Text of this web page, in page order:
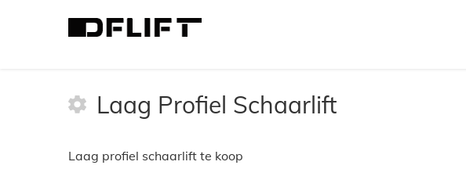
> Type schaarlift
Laag Profiel Schaarlift
Laag profiel schaarlift te koop